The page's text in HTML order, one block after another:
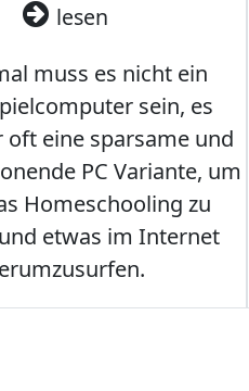
lesen
muss es nicht ein
sein, es
oft eine sparsame und
PC Variante, um
Homeschooling zu
etwas im Internet